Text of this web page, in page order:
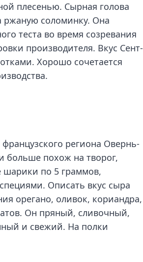
плесенью. Сырная голова
ржаную соломинку. Она
теста во время созревания
производителя. Вкус Сент-
Хорошо сочетается
региона Овернь-
больше похож на творог,
шарики по 5 граммов,
Описать вкус сыра
орегано, оливок, кориандра,
Он пряный, сливочный,
и свежий. На полки